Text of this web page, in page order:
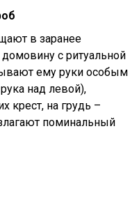
в заранее
с ритуальной
ему руки особым
над левой),
крест, на грудь –
поминальный